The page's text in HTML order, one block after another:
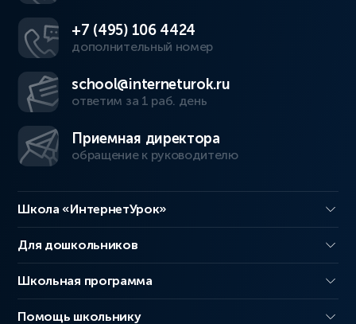
+7 (495) 106 4424
дополнительный номер
school@interneturok.ru
ответим за 1 раб. день
Приемная директора
обращение к руководителю
Школа «ИнтернетУрок»
Для дошкольников
Школьная программа
Помощь школьнику